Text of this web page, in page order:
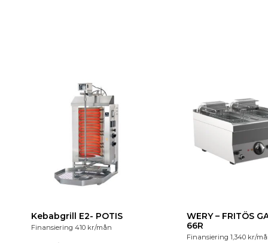
Kebabgrill E2- POTIS
Finansiering 410 kr/mån
WERY – FRITÖS
66R
Finansiering 1,340 kr/